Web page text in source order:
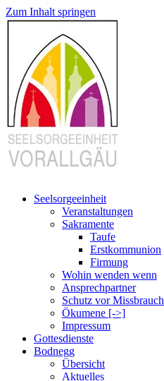
Zum Inhalt springen
Seelsorgeeinheit
Veranstaltungen
Sakramente
Taufe
Erstkommunion
Firmung
Wohin wenden wenn
Ansprechpartner
Schutz vor Missbrauch
Ökumene [->]
Impressum
Gottesdienste
Bodnegg
Übersicht
Aktuelles